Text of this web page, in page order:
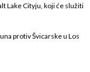
Lake Cityju, koji će služiti
protiv Švicarske u Los